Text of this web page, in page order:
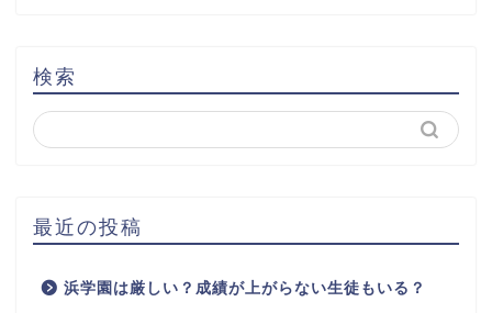
検索
最近の投稿
浜学園は厳しい？成績が上がらない生徒もいる？